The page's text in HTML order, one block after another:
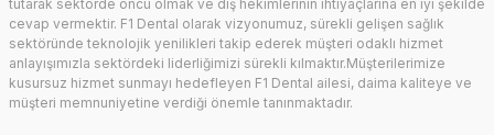
tutarak sektörde öncü olmak ve diş hekimlerinin ihtiyaçlarına en iyi şekilde
cevap vermektir. F1 Dental olarak vizyonumuz, sürekli gelişen sağlık
sektöründe teknolojik yenilikleri takip ederek müşteri odaklı hizmet
anlayışımızla sektördeki liderliğimizi sürekli kılmaktır.Müşterilerimize
kusursuz hizmet sunmayı hedefleyen F1 Dental ailesi, daima kaliteye ve
müşteri memnuniyetine verdiği önemle tanınmaktadır.